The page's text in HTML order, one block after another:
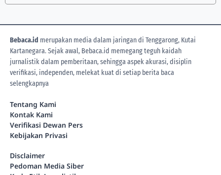
Bebaca.id merupakan media dalam jaringan di Tenggarong, Kutai
Kartanegara. Sejak awal, Bebaca.id memegang teguh kaidah
jurnalistik dalam pemberitaan, sehingga aspek akurasi, disiplin
verifikasi, independen, melekat kuat di setiap berita baca
selengkapnya
Tentang Kami
Kontak Kami
Verifikasi Dewan Pers
Kebijakan Privasi
Disclaimer
Pedoman Media Siber